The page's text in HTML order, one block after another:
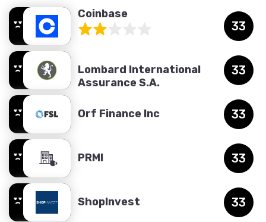
Coinbase
33
Lombard International
Assurance S.A.
33
Orf Finance Inc 33
PRMI 33
ShopInvest 33